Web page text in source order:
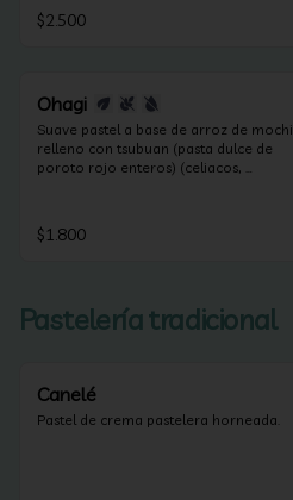
(apto celiacos, veganos y sin lactosa).
$2.500
Ohagi
Suave pastel a base de arroz de mochi
relleno con tsubuan (pasta dulce de
poroto rojo enteros) (celiacos,
$1.800
Pastelería tradicional
Canelé
Pastel de crema pastelera horneada.